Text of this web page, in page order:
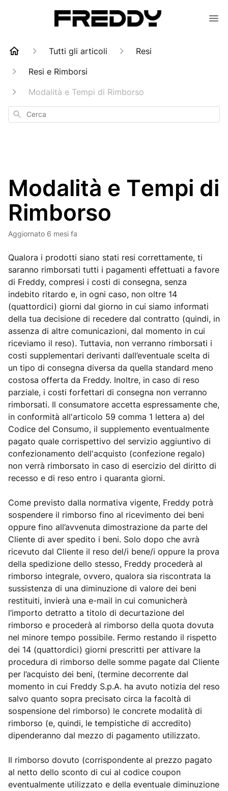
Tutti gli articoli
Resi
Resi e Rimborsi
Modalità e Tempi di Rimborso
Cerca
Modalità e Tempi di
Rimborso
Aggiornato 6 mesi fa
Qualora i prodotti siano stati resi correttamente, ti
saranno rimborsati tutti i pagamenti effettuati a favore
di Freddy, compresi i costi di consegna, senza
indebito ritardo e, in ogni caso, non oltre 14
(quattordici) giorni dal giorno in cui siamo informati
della tua decisione di recedere dal contratto (quindi, in
assenza di altre comunicazioni, dal momento in cui
riceviamo il reso). Tuttavia, non verranno rimborsati i
costi supplementari derivanti dall’eventuale scelta di
un tipo di consegna diversa da quella standard meno
costosa offerta da Freddy. Inoltre, in caso di reso
parziale, i costi forfettari di consegna non verranno
rimborsati. Il consumatore accetta espressamente che,
in conformità all'articolo 59 comma 1 lettera a) del
Codice del Consumo, il supplemento eventualmente
pagato quale corrispettivo del servizio aggiuntivo di
confezionamento dell'acquisto (confezione regalo)
non verrà rimborsato in caso di esercizio del diritto di
recesso e di reso entro i quaranta giorni.
Come previsto dalla normativa vigente, Freddy potrà
sospendere il rimborso fino al ricevimento dei beni
oppure fino all’avvenuta dimostrazione da parte del
Cliente di aver spedito i beni. Solo dopo che avrà
ricevuto dal Cliente il reso del/i bene/i oppure la prova
della spedizione dello stesso, Freddy procederà al
rimborso integrale, ovvero, qualora sia riscontrata la
sussistenza di una diminuzione di valore dei beni
restituiti, invierà una e-mail in cui comunicherà
l’importo detratto a titolo di decurtazione del
rimborso e procederà al rimborso della quota dovuta
nel minore tempo possibile. Fermo restando il rispetto
dei 14 (quattordici) giorni prescritti per attivare la
procedura di rimborso delle somme pagate dal Cliente
per l’acquisto dei beni, (termine decorrente dal
momento in cui Freddy S.p.A. ha avuto notizia del reso
salvo quanto sopra precisato circa la facoltà di
sospensione del rimborso) le concrete modalità di
rimborso (e, quindi, le tempistiche di accredito)
dipenderanno dal mezzo di pagamento utilizzato.
Il rimborso dovuto (corrispondente al prezzo pagato
al netto dello sconto di cui al codice coupon
eventualmente utilizzato e della eventuale diminuzione